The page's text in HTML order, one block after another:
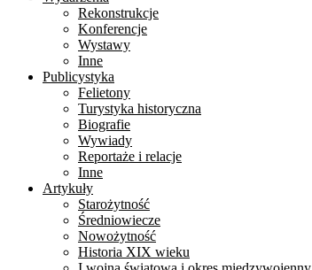
Rekonstrukcje
Konferencje
Wystawy
Inne
Publicystyka
Felietony
Turystyka historyczna
Biografie
Wywiady
Reportaże i relacje
Inne
Artykuły
Starożytność
Średniowiecze
Nowożytność
Historia XIX wieku